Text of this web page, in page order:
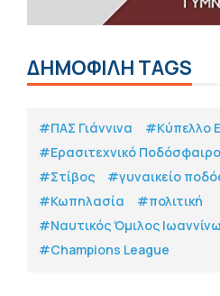
ΔΗΜΟΦΙΛΗ TAGS
#ΠΑΣ Γιάννινα
#Κύπελλο
#Eρασιτεχνικό Ποδόσφαιρο
#Στίβος
#γυναικείο
#Κωπηλασία
#πολιτική
#Ναυτικός Όμιλος
#Champions League